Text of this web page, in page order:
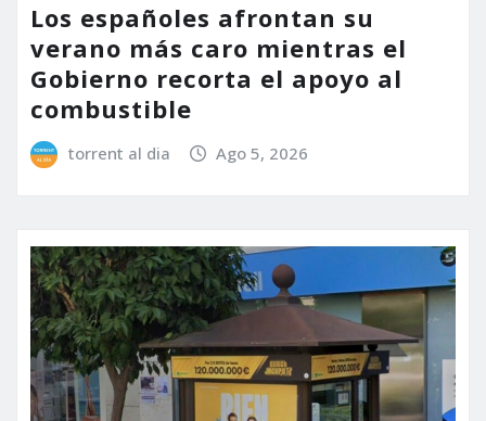
Los españoles afrontan su
verano más caro mientras el
Gobierno recorta el apoyo al
combustible
torrent al dia Ago 5, 2026